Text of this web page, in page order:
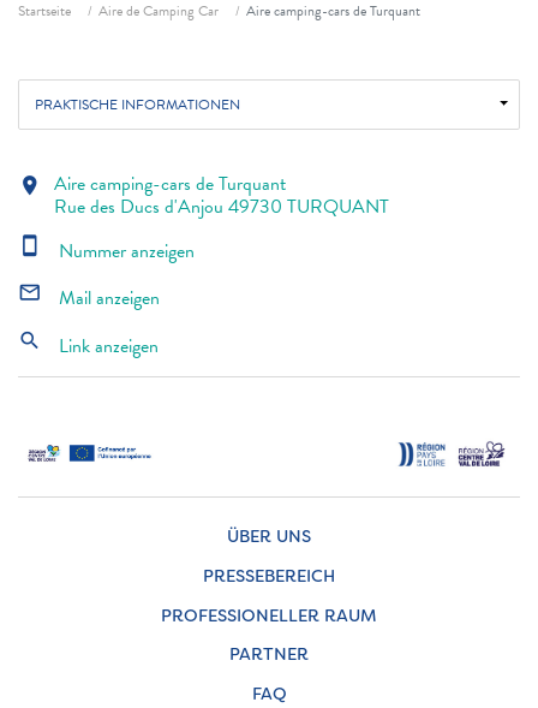
Startseite Aire de Camping Car Aire camping-cars de Turquant
PRAKTISCHE INFORMATIONEN
location_on Aire camping-cars de Turquant
Rue des Ducs d'Anjou 49730 TURQUANT
smartphone Nummer anzeigen
mail_outline Mail anzeigen
search Link anzeigen
ÜBER UNS
PRESSEBEREICH
PROFESSIONELLER RAUM
PARTNER
FAQ